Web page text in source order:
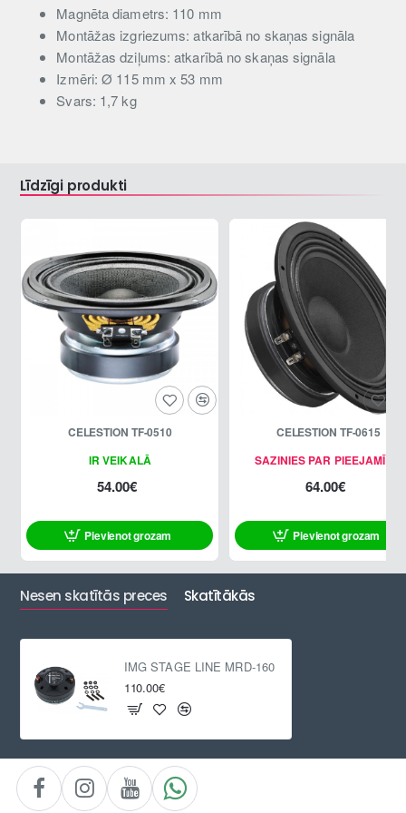
Magnēta diametrs: 110 mm
Montāžas izgriezums: atkarībā no skaņas signāla
Montāžas dziļums: atkarībā no skaņas signāla
Izmēri: Ø 115 mm x 53 mm
Svars: 1,7 kg
Līdzīgi produkti
IR VEIKALĀ
CELESTION TF-0510
54.00€
Pievienot grozam
SAZINIES PAR PIEEJAMĪBU
CELESTION TF-0615
64.00€
Pievienot grozam
Nesen skatītās preces Skatītākās
IMG STAGE LINE MRD-160
110.00€